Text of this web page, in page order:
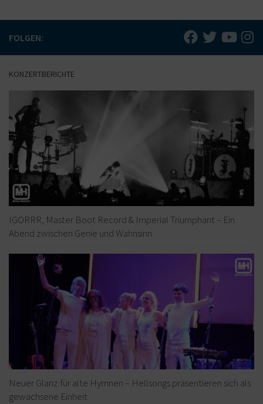
FOLGEN:
KONZERTBERICHTE
IGORRR, Master Boot Record & Imperial Triumphant – Ein
Abend zwischen Genie und Wahnsinn
Neuer Glanz für alte Hymnen – Hellsongs präsentieren sich als
gewachsene Einheit